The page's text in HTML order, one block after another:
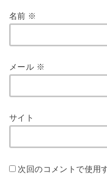
名前 ※
メール ※
サイト
次回のコメントで使用